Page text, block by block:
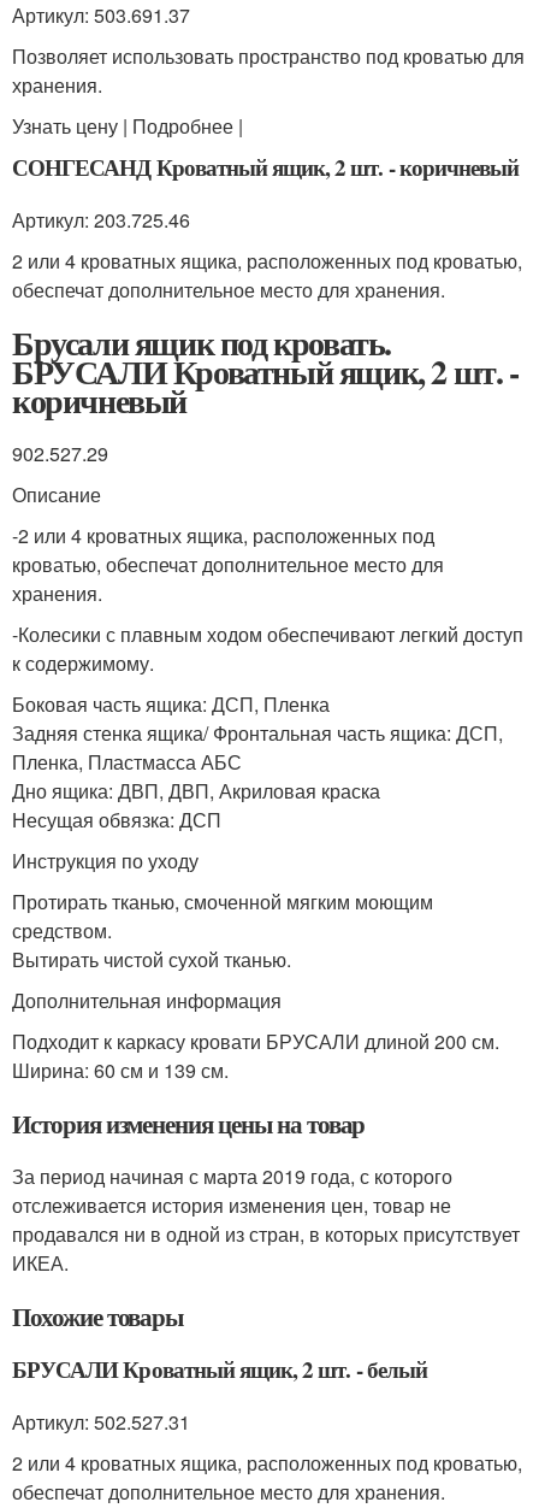
Артикул: 503.691.37
Позволяет использовать пространство под кроватью для
хранения.
Узнать цену | Подробнее |
СОНГЕСАНД Кроватный ящик, 2 шт. - коричневый
Артикул: 203.725.46
2 или 4 кроватных ящика, расположенных под кроватью,
обеспечат дополнительное место для хранения.
Брусали ящик под кровать.
БРУСАЛИ Кроватный ящик, 2 шт. -
коричневый
902.527.29
Описание
-2 или 4 кроватных ящика, расположенных под
кроватью, обеспечат дополнительное место для
хранения.
-Колесики с плавным ходом обеспечивают легкий доступ
к содержимому.
Боковая часть ящика: ДСП, Пленка
Задняя стенка ящика/ Фронтальная часть ящика: ДСП,
Пленка, Пластмасса АБС
Дно ящика: ДВП, ДВП, Акриловая краска
Несущая обвязка: ДСП
Инструкция по уходу
Протирать тканью, смоченной мягким моющим
средством.
Вытирать чистой сухой тканью.
Дополнительная информация
Подходит к каркасу кровати БРУСАЛИ длиной 200 см.
Ширина: 60 см и 139 см.
История изменения цены на товар
За период начиная с марта 2019 года, с которого
отслеживается история изменения цен, товар не
продавался ни в одной из стран, в которых присутствует
ИКЕА.
Похожие товары
БРУСАЛИ Кроватный ящик, 2 шт. - белый
Артикул: 502.527.31
2 или 4 кроватных ящика, расположенных под кроватью,
обеспечат дополнительное место для хранения.